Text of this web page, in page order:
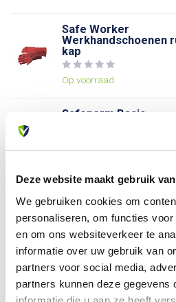
Deze website maakt gebruik
We gebruiken cookies om
personaliseren, om functies
en om ons websiteverkeer te
informatie over uw gebruik van
partners voor social media,
partners kunnen deze gegevens
Safe Worker
Werkhandschoenen
kap
Op voorraad
Safenorm Basic
Op voorraad
Heb je vragen over dit
Of heb je hulp nodig bij je
met onze klantenservice. We
info@allesveilig.nl
+31 (0) 6 82095086